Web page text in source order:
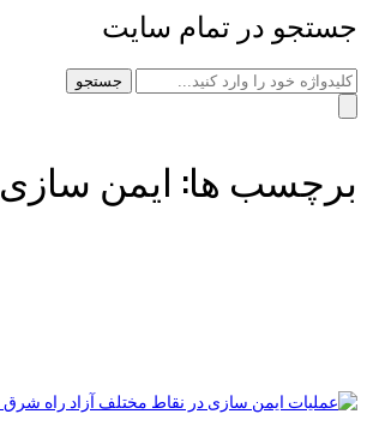
جستجو در تمام سایت
جستجو
برچسب ها: ایمن سازی